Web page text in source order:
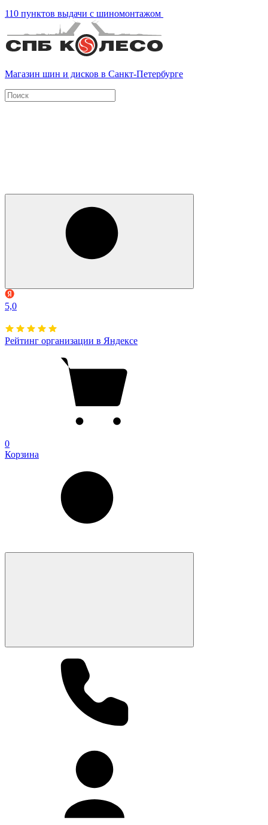
110 пунктов выдачи с шиномонтажом
Магазин шин и дисков в Санкт-Петербурге
5,0
Рейтинг организации в Яндексе
0
Корзина